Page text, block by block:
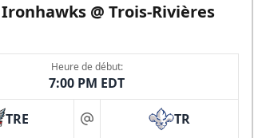
@ Trois-Rivières
Heure de début:
7:00 PM EDT
TRE at TR